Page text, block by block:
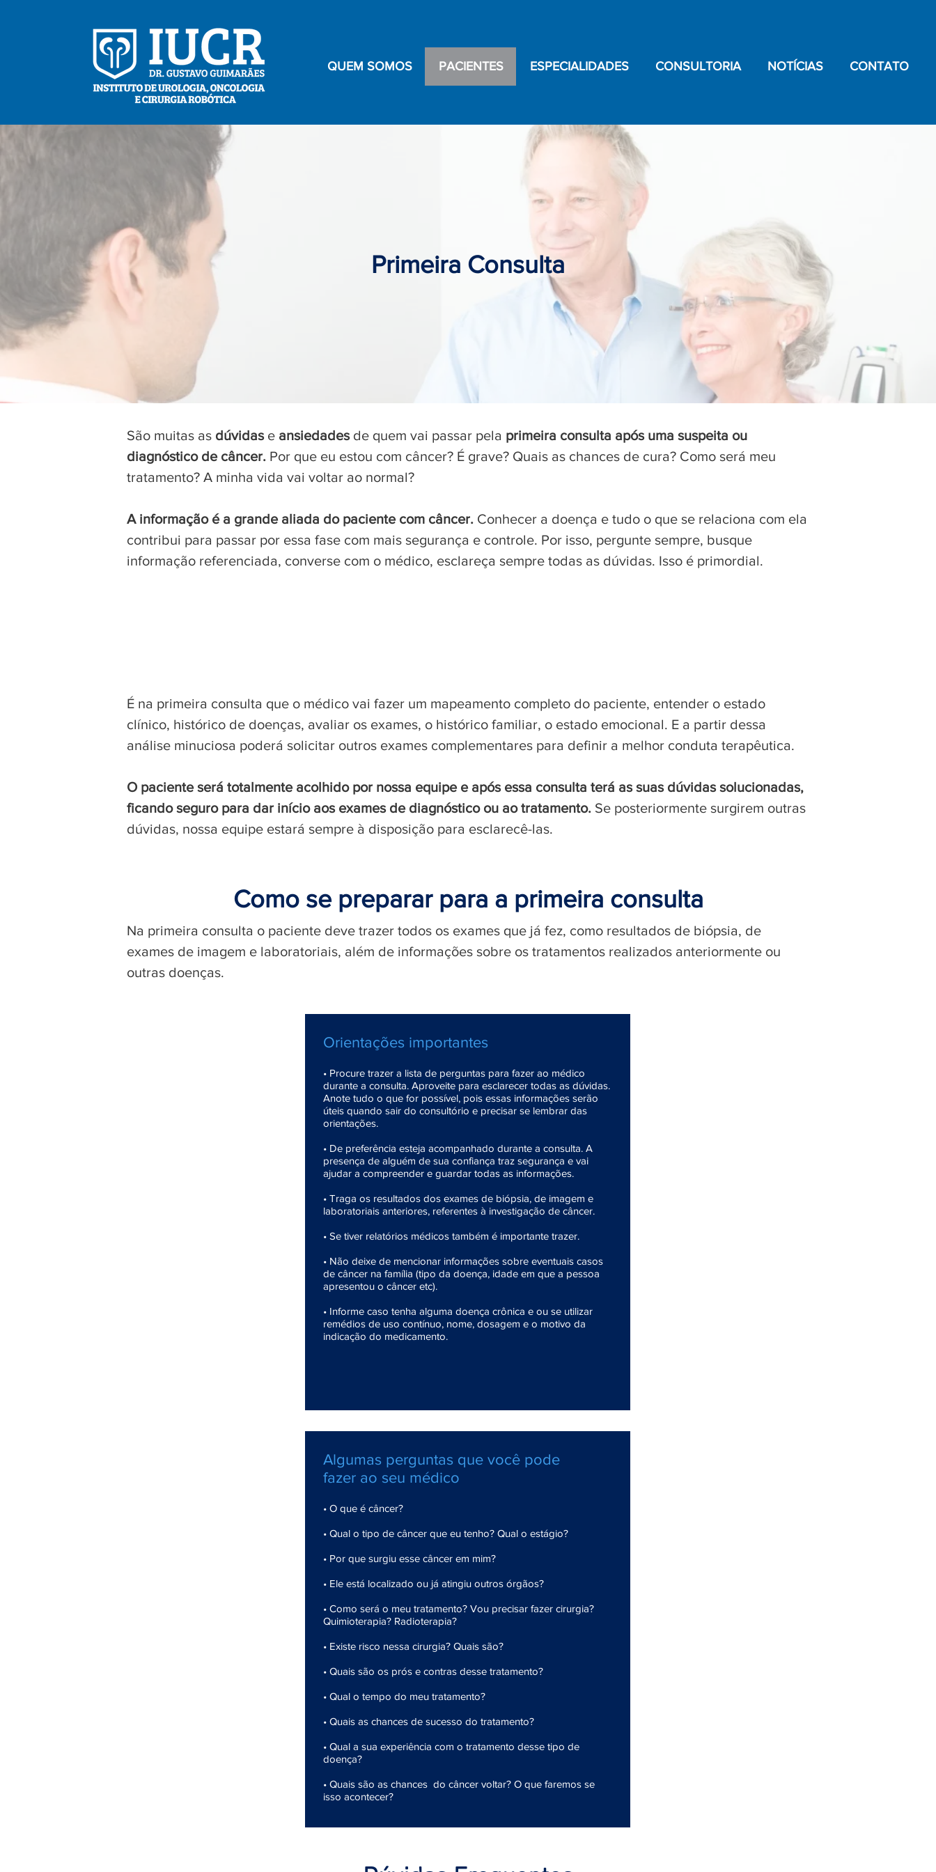
QUEM SOMOS PACIENTES ESPECIALIDADES CONSULTORIA NOTÍCIAS CONTATO
Primeira Consulta
São muitas as dúvidas e ansiedades de quem vai passar pela primeira consulta após uma suspeita ou
diagnóstico de câncer. Por que eu estou com câncer? É grave? Quais as chances de cura? Como será meu
tratamento? A minha vida vai voltar ao normal?
A informação é a grande aliada do paciente com câncer. Conhecer a doença e tudo o que se relaciona com ela
contribui para passar por essa fase com mais segurança e controle. Por isso, pergunte sempre, busque
informação referenciada, converse com o médico, esclareça sempre todas as dúvidas. Isso é primordial.
É na primeira consulta que o médico vai fazer um mapeamento completo do paciente, entender o estado
clínico, histórico de doenças, avaliar os exames, o histórico familiar, o estado emocional. E a partir dessa
análise minuciosa poderá solicitar outros exames complementares para definir a melhor conduta terapêutica.
O paciente será totalmente acolhido por nossa equipe e após essa consulta terá as suas dúvidas solucionadas,
ficando seguro para dar início aos exames de diagnóstico ou ao tratamento. Se posteriormente surgirem outras
dúvidas, nossa equipe estará sempre à disposição para esclarecê-las.
Como se preparar para a primeira consulta
Na primeira consulta o paciente deve trazer todos os exames que já fez, como resultados de biópsia, de
exames de imagem e laboratoriais, além de informações sobre os tratamentos realizados anteriormente ou
outras doenças.
Orientações importantes
• Procure trazer a lista de perguntas para fazer ao médico
durante a consulta. Aproveite para esclarecer todas as dúvidas.
Anote tudo o que for possível, pois essas informações serão
úteis quando sair do consultório e precisar se lembrar das
orientações.
• De preferência esteja acompanhado durante a consulta. A
presença de alguém de sua confiança traz segurança e vai
ajudar a compreender e guardar todas as informações.
• Traga os resultados dos exames de biópsia, de imagem e
laboratoriais anteriores, referentes à investigação de câncer.
• Se tiver relatórios médicos também é importante trazer.
• Não deixe de mencionar informações sobre eventuais casos
de câncer na família (tipo da doença, idade em que a pessoa
apresentou o câncer etc).
• Informe caso tenha alguma doença crônica e ou se utilizar
remédios de uso contínuo, nome, dosagem e o motivo da
indicação do medicamento.
Algumas perguntas que você pode
fazer ao seu médico
• O que é câncer?
• Qual o tipo de câncer que eu tenho? Qual o estágio?
• Por que surgiu esse câncer em mim?
• Ele está localizado ou já atingiu outros órgãos?
• Como será o meu tratamento? Vou precisar fazer cirurgia?
Quimioterapia? Radioterapia?
• Existe risco nessa cirurgia? Quais são?
• Quais são os prós e contras desse tratamento?
• Qual o tempo do meu tratamento?
• Quais as chances de sucesso do tratamento?
• Qual a sua experiência com o tratamento desse tipo de
doença?
• Quais são as chances do câncer voltar? O que faremos se
isso acontecer?